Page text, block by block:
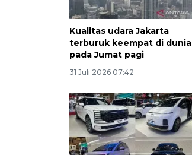
Kualitas udara Jakarta
terburuk keempat di dunia
pada Jumat pagi
31 Juli 2026 07:42